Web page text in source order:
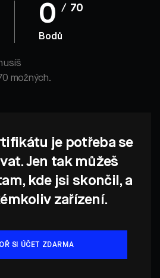
0 / 70
Bodů
možných.
je potřeba se
Jen tak můžeš
kde jsi skončil, a
zařízení.
SI ÚČET ZDARMA